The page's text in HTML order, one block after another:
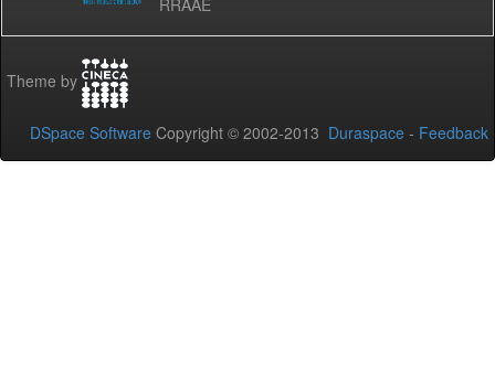
RRAAE
Theme by
DSpace Software Copyright © 2002-2013 Duraspace - Feedback